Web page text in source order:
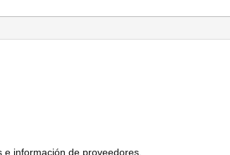
información de proveedores.